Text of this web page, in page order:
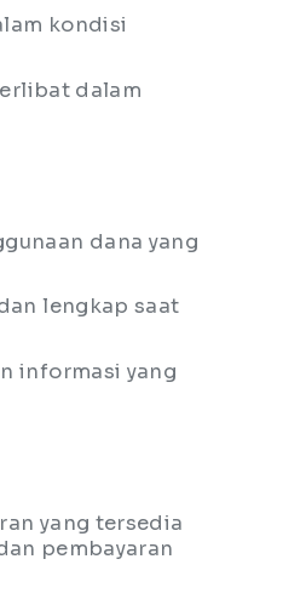
kondisi
dalam
dana yang
lengkap saat
informasi yang
yang tersedia
pembayaran